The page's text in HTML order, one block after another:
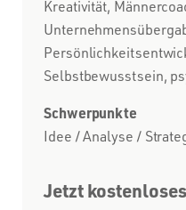
Kreativität,
Selbstbewusstsein,
Schwerpunkte
Idee / Analyse /
Jetzt